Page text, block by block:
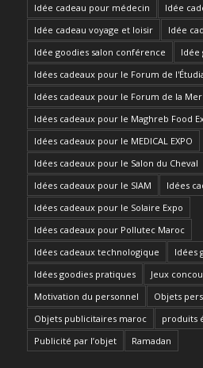
Idée cadeau pour médecin
Idée
Idée cadeau voyage et loisir
Idée
Idée goodies salon conférence
Idée
Idées cadeaux pour le Forum de
Idées cadeaux pour le Forum de la Mer
Idées cadeaux pour le Maghreb Food
Idées cadeaux pour le MEDICAL EXPO
Idées cadeaux pour le Salon du Cheval
Idées cadeaux pour le SIAM
Idées
Idées cadeaux pour le Solaire Expo
Idées cadeaux pour Pollutec Maroc
Idées cadeaux technologique
Idées
Idées goodies pratiques
Jeux
Motivation du personnel
Objets
Objets publicitaires maroc
produits
Publicité par l’objet
Ramadan